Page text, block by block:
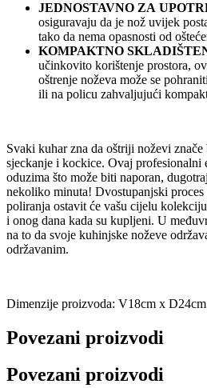
JEDNOSTAVNO ZA
osiguravaju da je nož uvijek
tako da nema opasnosti od
KOMPAKTNO
učinkovito korištenje prostora,
oštrenje noževa može se
ili na policu zahvaljujući
Svaki kuhar zna da oštriji noževi znače
sjeckanje i kockice. Ovaj profesionalni
oduzima što može biti naporan,
nekoliko minuta! Dvostupanjski
poliranja ostavit će vašu cijelu
i onog dana kada su kupljeni. U
na to da svoje kuhinjske noževe
održavanim.
Dimenzije proizvoda: V18cm x
Povezani proizvodi
Povezani proizvodi